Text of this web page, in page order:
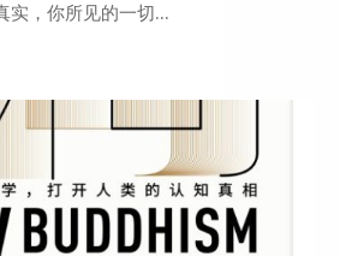
实，你所见的一切...